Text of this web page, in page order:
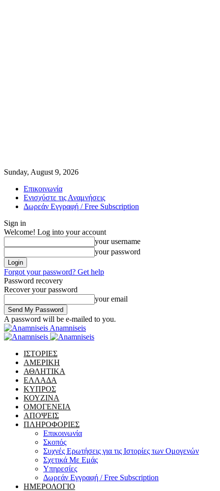
Sunday, August 9, 2026
Επικοινωνία
Ενισχύστε τις Αναμνήσεις
Δωρεάν Εγγραφή / Free Subscription
Sign in
Welcome! Log into your account
your username
your password
Forgot your password? Get help
Password recovery
Recover your password
your email
A password will be e-mailed to you.
Anamniseis
ΙΣΤΟΡΙΕΣ
ΑΜΕΡΙΚΗ
ΑΘΛΗΤΙΚΑ
ΕΛΛΑΔΑ
ΚΥΠΡΟΣ
ΚΟΥΖΙΝΑ
ΟΜΟΓΕΝΕΙΑ
ΑΠΟΨΕΙΣ
ΠΛΗΡΟΦΟΡΙΕΣ
Επικοινωνία
Σκοπός
Συχνές Ερωτήσεις για τις Ιστορίες των Ομογενών
Σχετικά Με Εμάς
Υπηρεσίες
Δωρεάν Εγγραφή / Free Subscription
ΗΜΕΡΟΛΟΓΙΟ